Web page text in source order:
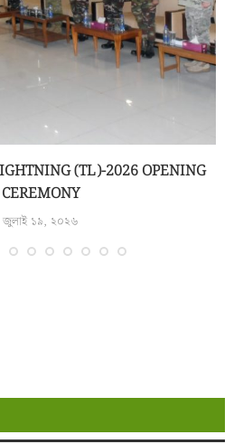
(TL)-2026 OPENING
CEREMONY
জুলাই ১৯, ২০২৬